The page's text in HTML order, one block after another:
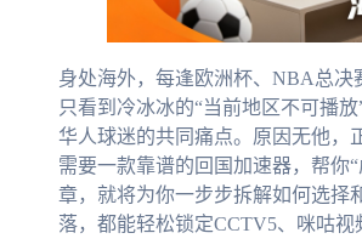
身处海外，每逢欧洲杯、NBA总
只看到冷冰冰的“当前地区不可播
华人球迷的共同痛点。原因无他，
需要一款靠谱的回国加速器，帮你
章，就将为你一步步拆解如何选择
落，都能轻松锁定CCTV5、咪咕视